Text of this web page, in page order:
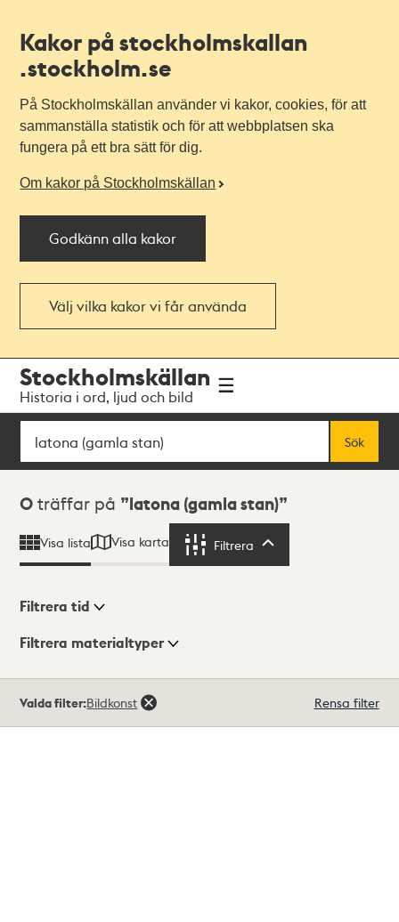
Kakor på stockholmskallan
.stockholm.se
På Stockholmskällan använder vi kakor, cookies, för att
sammanställa statistik och för att webbplatsen ska
fungera på ett bra sätt för dig.
Om kakor på Stockholmskällan
Godkänn alla kakor
Välj vilka kakor vi får använda
navigationen
huvudinnehållet
Stockholmskällan
Historia i ord, ljud och bild
Sök
Sök
Sökresultat
0 träffar på latona (gamla stan)
Visa lista Visa karta Filtrera
Visningsläge
Filtrera tid
Filtrera materialtyper
träffar
Valda filter:Bildkonst Rensa filter